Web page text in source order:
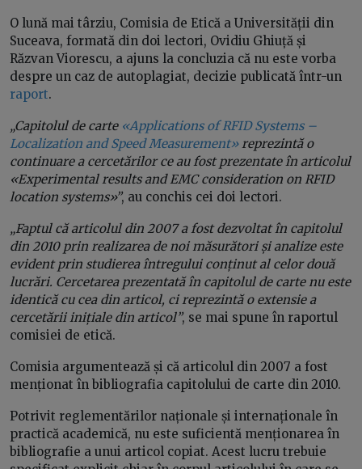
O lună mai târziu, Comisia de Etică a Universității din
Suceava, formată din doi lectori, Ovidiu Ghiuță și
Răzvan Viorescu, a ajuns la concluzia că nu este vorba
despre un caz de autoplagiat, decizie publicată într-un
raport.
„Capitolul de carte «Applications of RFID Systems –
Localization and Speed Measurement»reprezintă o
continuare a cercetărilor ce au fost prezentate în articolul
«Experimental results and EMC consideration on RFID
location systems»”, au conchis cei doi lectori.
„Faptul că articolul din 2007 a fost dezvoltat în capitolul
din 2010 prin realizarea de noi măsurători și analize este
evident prin studierea întregului conținut al celor două
lucrări. Cercetarea prezentată în capitolul de carte nu este
identică cu cea din articol, ci reprezintă o extensie a
cercetării inițiale din articol”, se mai spune în raportul
comisiei de etică.
Comisia argumentează și că articolul din 2007 a fost
menționat în bibliografia capitolului de carte din 2010.
Potrivit reglementărilor naționale și internaționale în
practică academică, nu este suficientă menționarea în
bibliografie a unui articol copiat. Acest lucru trebuie